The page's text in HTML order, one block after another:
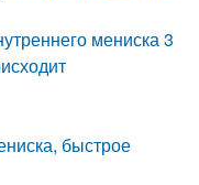
мениска 3
быстрое